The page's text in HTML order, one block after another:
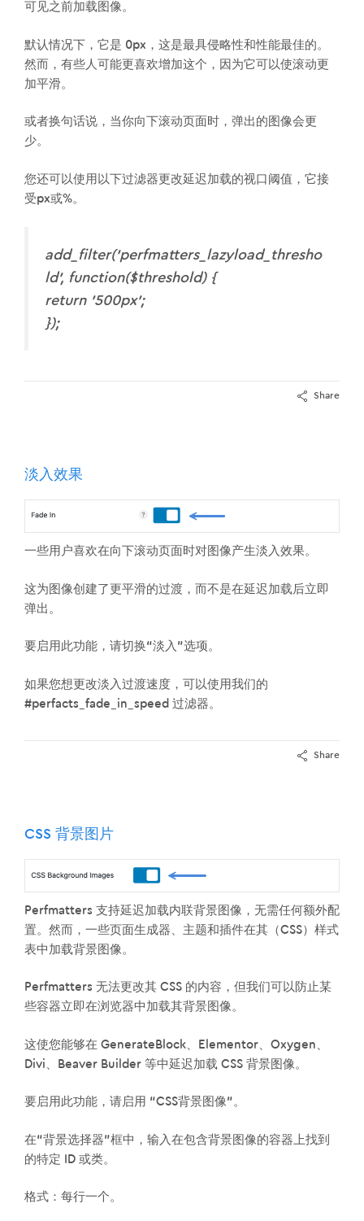
可见之前加载图像。
默认情况下，它是 0px，这是最具侵略性和性能最佳的。
然而，有些人可能更喜欢增加这个，因为它可以使滚动更
加平滑。
或者换句话说，当你向下滚动页面时，弹出的图像会更
少。
您还可以使用以下过滤器更改延迟加载的视口阈值，它接
受px或%。
add_filter('perfmatters_lazyload_thresho
ld', function($threshold) {
return '500px';
});
Share
淡入效果
一些用户喜欢在向下滚动页面时对图像产生淡入效果。
这为图像创建了更平滑的过渡，而不是在延迟加载后立即
弹出。
要启用此功能，请切换“淡入”选项。
如果您想更改淡入过渡速度，可以使用我们的
#perfacts_fade_in_speed 过滤器。
Share
CSS 背景图片
Perfmatters 支持延迟加载内联背景图像，无需任何额外配
置。然而，一些页面生成器、主题和插件在其（CSS）样式
表中加载背景图像。
Perfmatters 无法更改其 CSS 的内容，但我们可以防止某
些容器立即在浏览器中加载其背景图像。
这使您能够在 GenerateBlock、Elementor、Oxygen、
Divi、Beaver Builder 等中延迟加载 CSS 背景图像。
要启用此功能，请启用 “CSS背景图像”。
在“背景选择器”框中，输入在包含背景图像的容器上找到
的特定 ID 或类。
格式：每行一个。